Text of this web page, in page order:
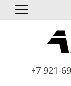
+7 921-